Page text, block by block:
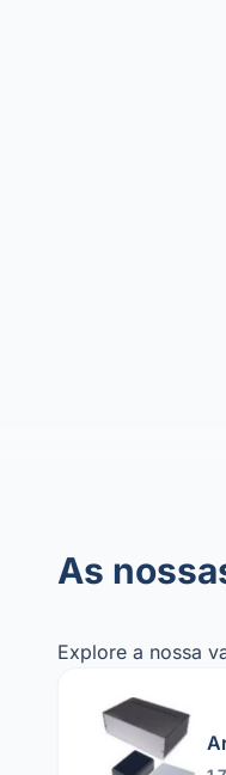
As
Explore a nossa